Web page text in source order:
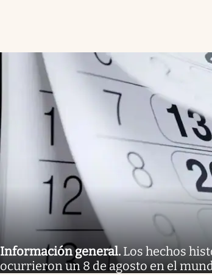
Información general. Los hechos
ocurrieron un 8 de agosto en el